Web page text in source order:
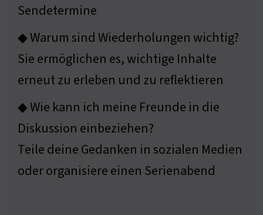
Sendetermine
◆ Warum sind Wiederholungen wichtig?
Sie ermöglichen es, wichtige Inhalte
erneut zu erleben und zu reflektieren
◆ Wie kann ich meine Freunde in die
Diskussion einbeziehen?
Teile deine Gedanken in sozialen Medien
oder organisiere einen Serienabend